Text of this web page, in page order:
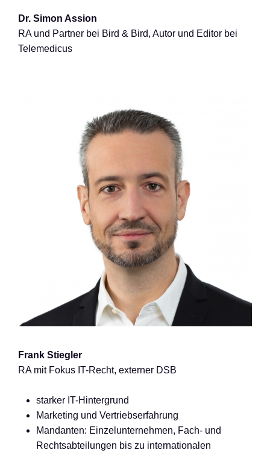
Dr. Simon Assion
RA und Partner bei Bird & Bird, Autor und Editor bei
Telemedicus
Frank Stiegler
RA mit Fokus IT-Recht, externer DSB
starker IT-Hintergrund
Marketing und Vertriebserfahrung
Mandanten: Einzelunternehmen, Fach- und
Rechtsabteilungen bis zu internationalen